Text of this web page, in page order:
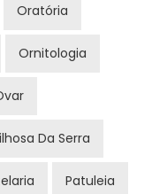
Oratória
Ornitologia
Da Serra
Patuleia